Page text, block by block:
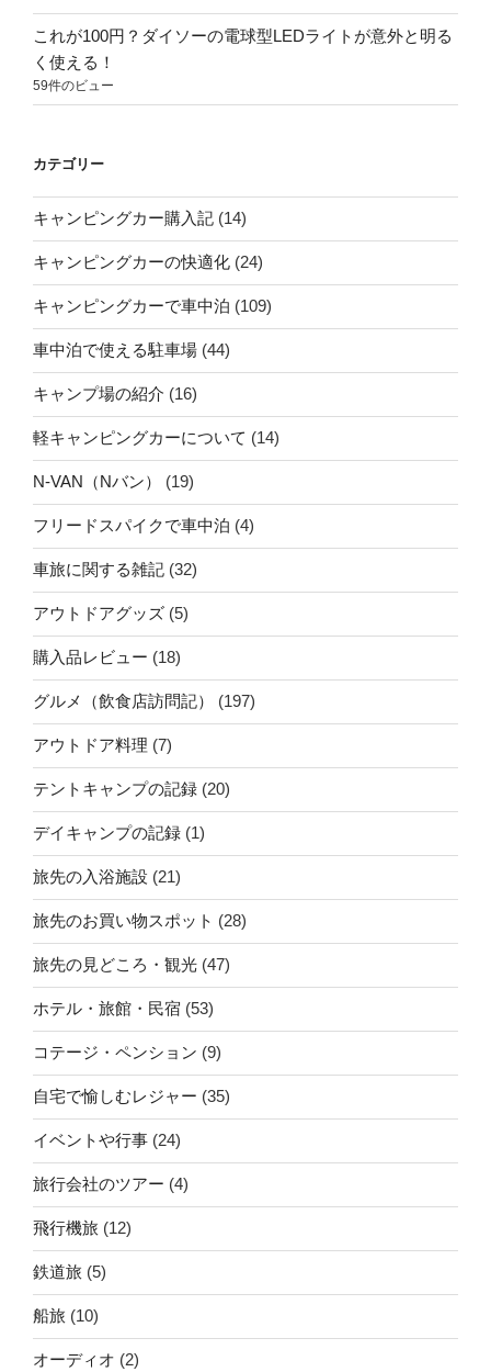
これが100円？ダイソーの電球型LEDライトが意外と明る
く使える！
59件のビュー
カテゴリー
キャンピングカー購入記 (14)
キャンピングカーの快適化 (24)
キャンピングカーで車中泊 (109)
車中泊で使える駐車場 (44)
キャンプ場の紹介 (16)
軽キャンピングカーについて (14)
N-VAN（Nバン） (19)
フリードスパイクで車中泊 (4)
車旅に関する雑記 (32)
アウトドアグッズ (5)
購入品レビュー (18)
グルメ（飲食店訪問記） (197)
アウトドア料理 (7)
テントキャンプの記録 (20)
デイキャンプの記録 (1)
旅先の入浴施設 (21)
旅先のお買い物スポット (28)
旅先の見どころ・観光 (47)
ホテル・旅館・民宿 (53)
コテージ・ペンション (9)
自宅で愉しむレジャー (35)
イベントや行事 (24)
旅行会社のツアー (4)
飛行機旅 (12)
鉄道旅 (5)
船旅 (10)
オーディオ (2)